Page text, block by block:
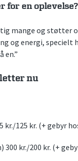
for en oplevelse?
mange og
og energi, specielt
en.”
nu
kr./125 kr. (+ gebyr
kr./200 kr. (+